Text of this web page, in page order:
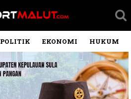
POLITIK EKONOMI HUKUM